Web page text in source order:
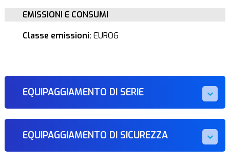
EMISSIONI E CONSUMI
Classe emissioni: EURO6
EQUIPAGGIAMENTO DI SERIE
EQUIPAGGIAMENTO DI SICUREZZA